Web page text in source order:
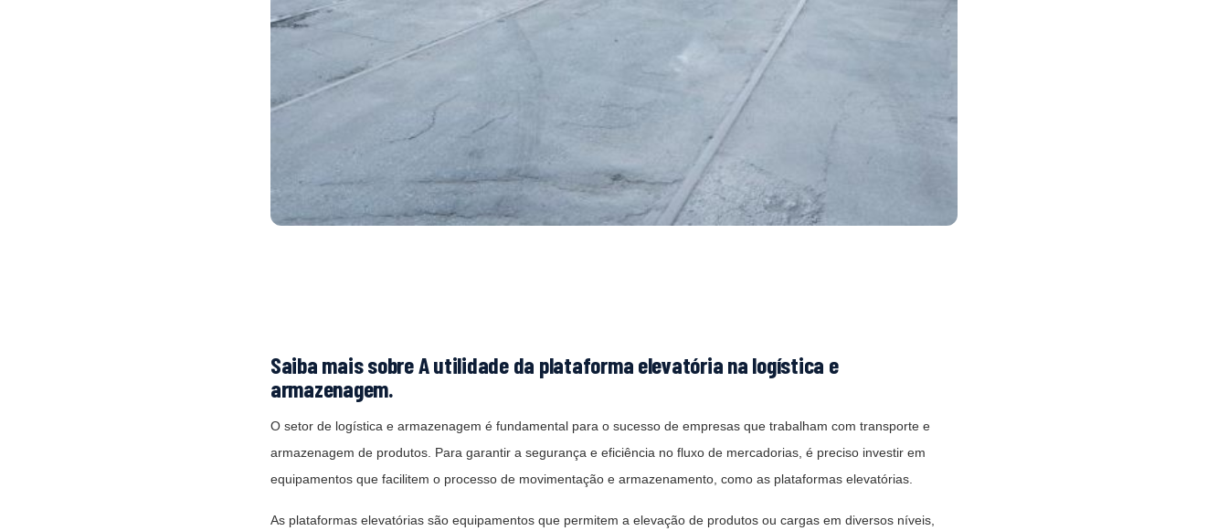
Saiba mais sobre A utilidade da plataforma elevatória na logística e
armazenagem.
O setor de logística e armazenagem é fundamental para o sucesso de empresas que trabalham com transporte e
armazenagem de produtos. Para garantir a segurança e eficiência no fluxo de mercadorias, é preciso investir em
equipamentos que facilitem o processo de movimentação e armazenamento, como as plataformas elevatórias.
As plataformas elevatórias são equipamentos que permitem a elevação de produtos ou cargas em diversos níveis,